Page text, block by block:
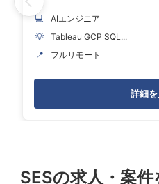
💻
AIエンジニア
💡
Tableau GCP SQL...
📍
フルリモート
詳細を
SESの求人・案